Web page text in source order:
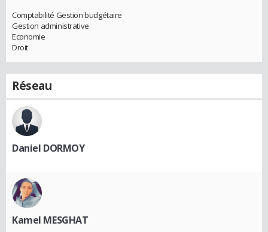
Comptabilité Gestion budgétaire
Gestion administrative
Economie
Droit
Réseau
Daniel DORMOY
Kamel MESGHAT